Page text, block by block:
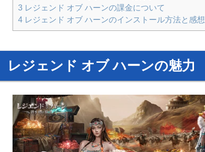
3 レジェンド オブ ハーンの課金について
4 レジェンド オブ ハーンのインストール方法と感想
レジェンド オブ ハーンの魅力